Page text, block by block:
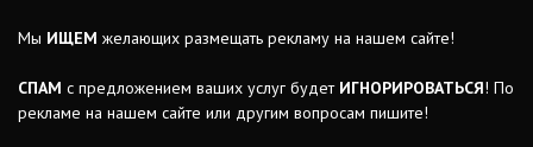
Мы ИЩЕМ желающих размещать рекламу на нашем сайте!
СПАМ с предложением ваших услуг будет ИГНОРИРОВАТЬСЯ! По
рекламе на нашем сайте или другим вопросам пишите!